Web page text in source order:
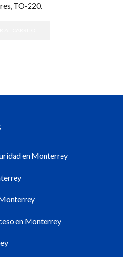
TO-220.
en Monterrey
en Monterrey